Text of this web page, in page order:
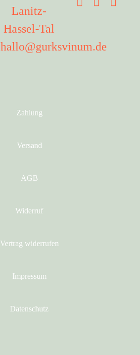
Lanitz-
Hassel-Tal
hallo@gurksvinum.de
Zahlung
Versand
AGB
Widerruf
Vertrag widerrufen
Impressum
Datenschutz